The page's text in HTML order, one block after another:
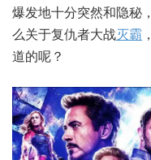
爆发地十分突然和隐秘
么关于复仇者大战灭霸
道的呢？